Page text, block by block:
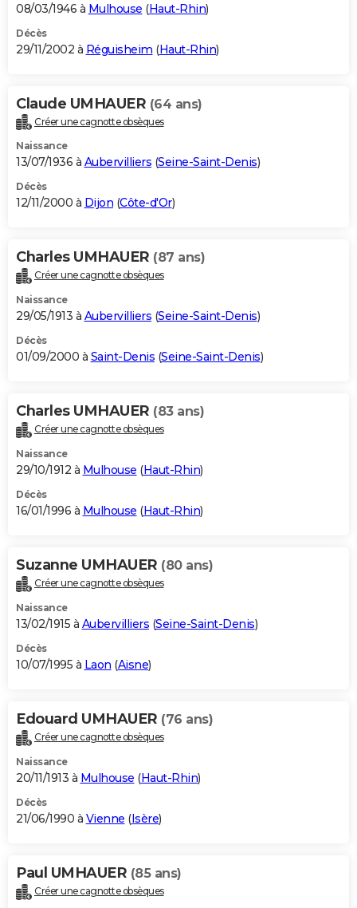
08/03/1946 à Mulhouse (Haut-Rhin)
Décès
29/11/2002 à Réguisheim (Haut-Rhin)
Claude UMHAUER (64 ans)
Créer une cagnotte obsèques
Naissance
13/07/1936 à Aubervilliers (Seine-Saint-Denis)
Décès
12/11/2000 à Dijon (Côte-d'Or)
Charles UMHAUER (87 ans)
Créer une cagnotte obsèques
Naissance
29/05/1913 à Aubervilliers (Seine-Saint-Denis)
Décès
01/09/2000 à Saint-Denis (Seine-Saint-Denis)
Charles UMHAUER (83 ans)
Créer une cagnotte obsèques
Naissance
29/10/1912 à Mulhouse (Haut-Rhin)
Décès
16/01/1996 à Mulhouse (Haut-Rhin)
Suzanne UMHAUER (80 ans)
Créer une cagnotte obsèques
Naissance
13/02/1915 à Aubervilliers (Seine-Saint-Denis)
Décès
10/07/1995 à Laon (Aisne)
Edouard UMHAUER (76 ans)
Créer une cagnotte obsèques
Naissance
20/11/1913 à Mulhouse (Haut-Rhin)
Décès
21/06/1990 à Vienne (Isère)
Paul UMHAUER (85 ans)
Créer une cagnotte obsèques